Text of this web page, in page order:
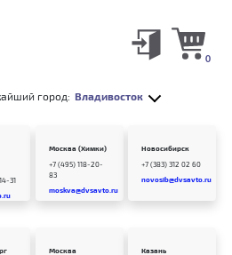
город: Владивосток
0
31
Москва (Химки)
+7 (495) 118-20-
83
moskva@dvsavto.ru
Новосибирск
+7 (383) 312 02 60
novosib@dvsavto.ru
Москва
Казань